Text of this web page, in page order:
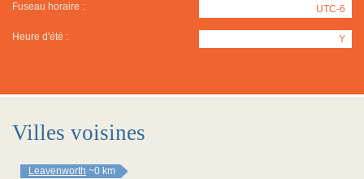
Fuseau horaire : UTC-6
Heure d'été : Y
Villes voisines
Leavenworth ~0 km